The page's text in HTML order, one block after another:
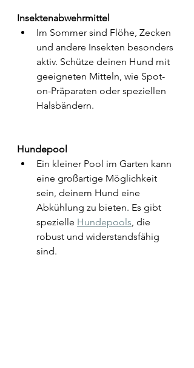
Insektenabwehrmittel
Im Sommer sind Flöhe, Zecken
und andere Insekten besonders
aktiv. Schütze deinen Hund mit
geeigneten Mitteln, wie Spot-
on-Präparaten oder speziellen
Halsbändern.
Hundepool
Ein kleiner Pool im Garten kann
eine großartige Möglichkeit
sein, deinem Hund eine
Abkühlung zu bieten. Es gibt
spezielle Hundepools, die
robust und widerstandsfähig
sind.